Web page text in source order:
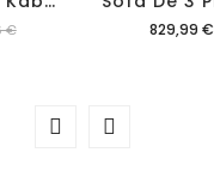
€ Precio
829,99 €